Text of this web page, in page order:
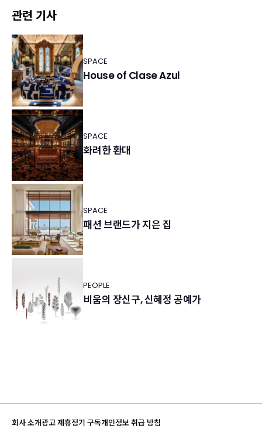
관련 기사
SPACE
House of Clase Azul
SPACE
화려한 환대
SPACE
패션 브랜드가 지은 집
PEOPLE
비움의 장신구, 신혜정 공예가
회사 소개광고 제휴정기 구독개인정보 취급 방침